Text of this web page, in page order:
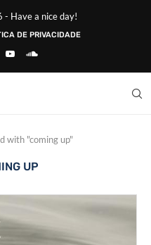
- Have a nice day!
DE PRIVACIDADE
with "coming up"
UP